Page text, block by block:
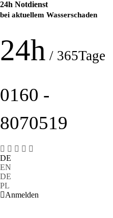
24h Notdienst
bei aktuellem Wasserschaden
24h / 365Tage
0160 -
8070519
DE
EN
DE
PL
Anmelden